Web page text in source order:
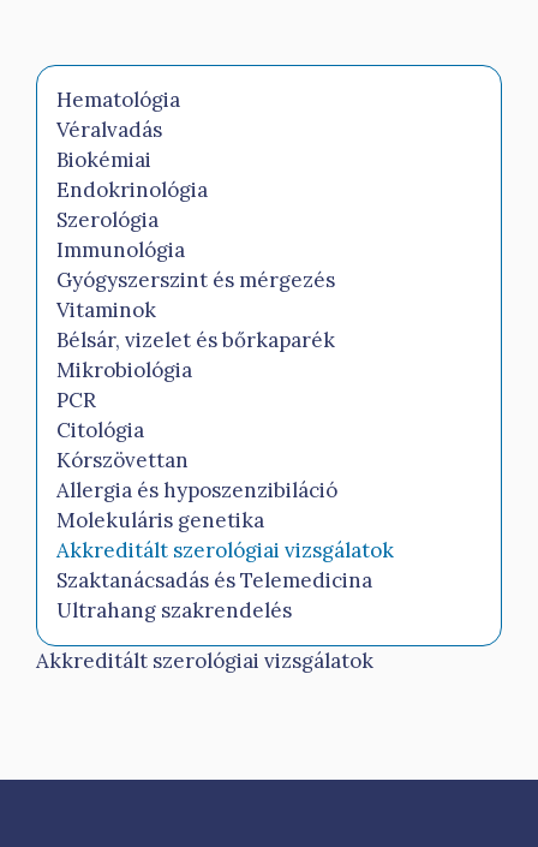
Akkreditált szerológiai vizsgálatok
Hematológia
Véralvadás
Biokémiai
Endokrinológia
Szerológia
Immunológia
Gyógyszerszint és mérgezés
Vitaminok
Bélsár, vizelet és bőrkaparék
Mikrobiológia
PCR
Citológia
Kórszövettan
Allergia és hyposzenzibiláció
Molekuláris genetika
Akkreditált szerológiai vizsgálatok
Szaktanácsadás és Telemedicina
Ultrahang szakrendelés